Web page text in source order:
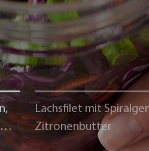
Lachsfilet mit
Zitronenbutter